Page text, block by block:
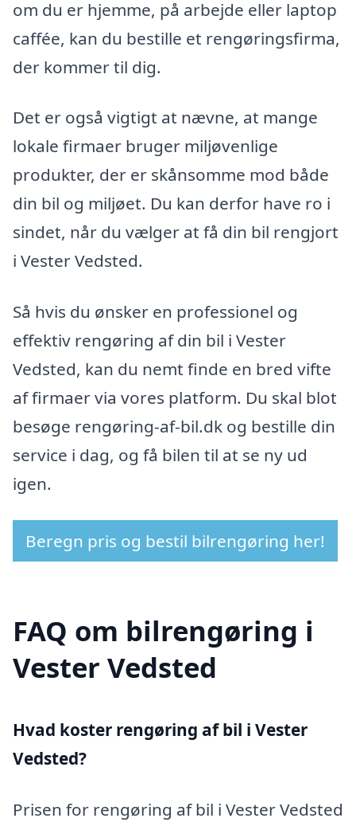
om du er hjemme, på arbejde eller laptop
caffée, kan du bestille et rengøringsfirma,
der kommer til dig.
Det er også vigtigt at nævne, at mange
lokale firmaer bruger miljøvenlige
produkter, der er skånsomme mod både
din bil og miljøet. Du kan derfor have ro i
sindet, når du vælger at få din bil rengjort
i Vester Vedsted.
Så hvis du ønsker en professionel og
effektiv rengøring af din bil i Vester
Vedsted, kan du nemt finde en bred vifte
af firmaer via vores platform. Du skal blot
besøge rengøring-af-bil.dk og bestille din
service i dag, og få bilen til at se ny ud
igen.
Beregn pris og bestil bilrengøring her!
FAQ om bilrengøring i
Vester Vedsted
Hvad koster rengøring af bil i Vester
Vedsted?
Prisen for rengøring af bil i Vester Vedsted